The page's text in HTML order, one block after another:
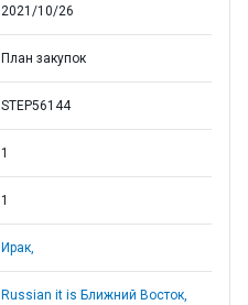
2021/10/26
План закупок
STEP56144
1
1
Ирак,
Russian it is Ближний Восток,